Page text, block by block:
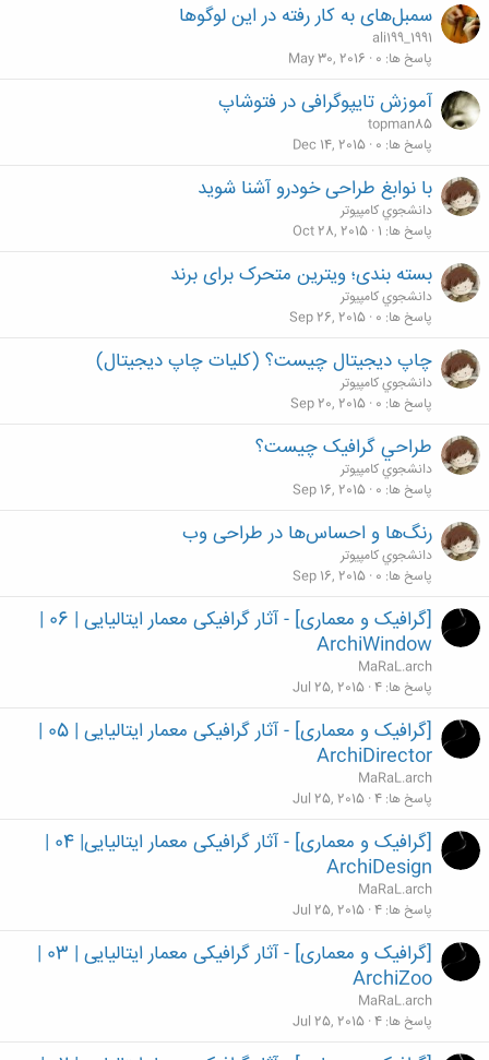
سمبل‌های به کار رفته در این لوگوها
ali199_1991
پاسخ ها 0
May 30, 2016
آموزش تایپوگرافی در فتوشاپ
topman85
پاسخ ها 0
Dec 14, 2015
با نوابغ طراحی خودرو آشنا شوید
دانشجوي كامپيوتر
پاسخ ها 1
Oct 28, 2015
بسته بندی؛ ویترین متحرک برای برند
دانشجوي كامپيوتر
پاسخ ها 0
Sep 26, 2015
چاپ دیجیتال چیست؟ (کلیات چاپ دیجیتال)
دانشجوي كامپيوتر
پاسخ ها 0
Sep 20, 2015
طراحي گرافيک چيست؟
دانشجوي كامپيوتر
پاسخ ها 0
Sep 16, 2015
رنگ‌ها و احساس‌ها در طراحی وب
دانشجوي كامپيوتر
پاسخ ها 0
Sep 16, 2015
[گرافیک و معماری] - آثار گرافیکی معمار ایتالیایی | 06 |
ArchiWindow
MaRaL.arch
پاسخ ها 4
Jul 25, 2015
[گرافیک و معماری] - آثار گرافیکی معمار ایتالیایی | 05 |
ArchiDirector
MaRaL.arch
پاسخ ها 4
Jul 25, 2015
[گرافیک و معماری] - آثار گرافیکی معمار ایتالیایی| 04 |
ArchiDesign
MaRaL.arch
پاسخ ها 4
Jul 25, 2015
[گرافیک و معماری] - آثار گرافیکی معمار ایتالیایی | 03 |
ArchiZoo
MaRaL.arch
پاسخ ها 4
Jul 25, 2015